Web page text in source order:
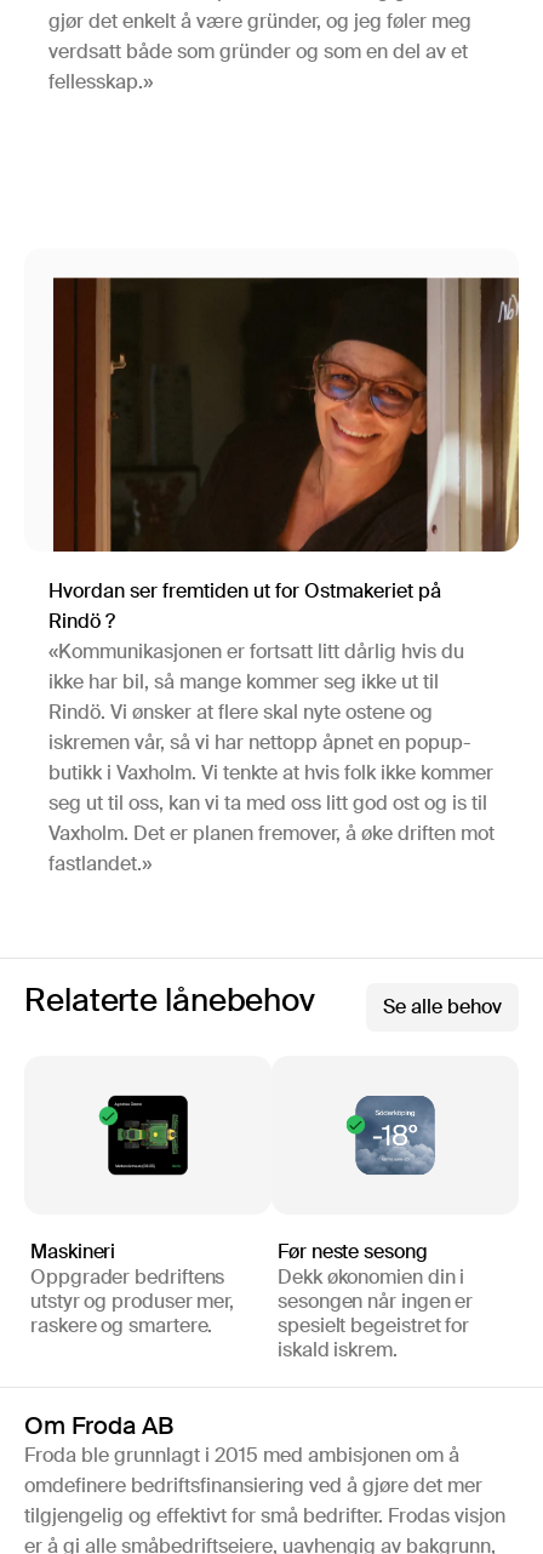
gjør det enkelt å være gründer, og jeg føler meg
verdsatt både som gründer og som en del av et
fellesskap.»
Hvordan ser fremtiden ut for Ostmakeriet på
Rindö ?
«Kommunikasjonen er fortsatt litt dårlig hvis du
ikke har bil, så mange kommer seg ikke ut til
Rindö. Vi ønsker at flere skal nyte ostene og
iskremen vår, så vi har nettopp åpnet en popup-
butikk i Vaxholm. Vi tenkte at hvis folk ikke kommer
seg ut til oss, kan vi ta med oss ​​litt god ost og is til
Vaxholm. Det er planen fremover, å øke driften mot
fastlandet.»
Relaterte lånebehov Se alle behov
Maskineri
Oppgrader bedriftens
utstyr og produser mer,
raskere og smartere.
Før neste sesong
Dekk økonomien din i
sesongen når ingen er
spesielt begeistret for
iskald iskrem.
Om Froda AB
Froda ble grunnlagt i 2015 med ambisjonen om å
omdefinere bedriftsfinansiering ved å gjøre det mer
tilgjengelig og effektivt for små bedrifter. Frodas visjon
er å gi alle småbedriftseiere, uavhengig av bakgrunn,